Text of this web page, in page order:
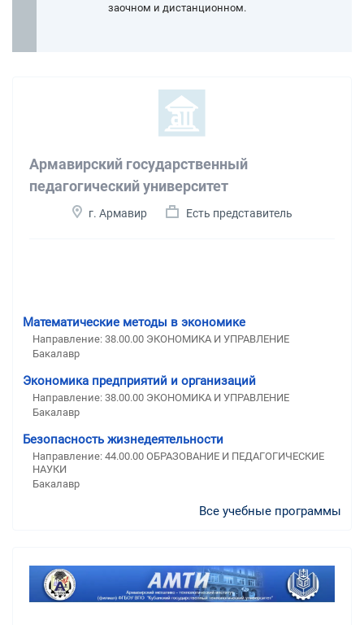
заочном и дистанционном.
Армавирский государственный
педагогический университет
г. Армавир Есть представитель
Математические методы в экономике
Направление: 38.00.00 ЭКОНОМИКА И УПРАВЛЕНИЕ
Бакалавр
Экономика предприятий и организаций
Направление: 38.00.00 ЭКОНОМИКА И УПРАВЛЕНИЕ
Бакалавр
Безопасность жизнедеятельности
Направление: 44.00.00 ОБРАЗОВАНИЕ И ПЕДАГОГИЧЕСКИЕ
НАУКИ
Бакалавр
Все учебные программы